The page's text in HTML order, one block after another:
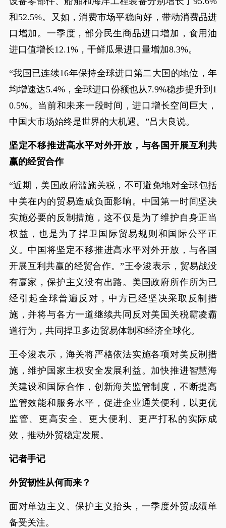
和52.5%。又如，消费市场平稳向好，带动消费品进
口增加。一季度，部分民生商品进口增加，食用油
进口值增长12.1%，干鲜瓜果进口量增加8.3%。
“我国已连续16年保持全球进口第二大国的地位，年
均增速达5.4%，全球进口份额也从7.9%稳步提升到1
0.5%。当前和未来一段时间，进口增长空间巨大，
中国大市场始终是世界的大机遇。”吕大良说。
坚定不移推进高水平对外开放，与各国开展互利共
赢的经贸合作
“近期，美国政府滥施关税，不可避免地对全球包括
中美在内的贸易造成负面影响。中国第一时间坚决
实施必要的反制措施，这不仅是为了维护自身正当
权益，也是为了捍卫国际贸易规则和国际公平正
义。中国将坚定不移推进高水平对外开放，与各国
开展互利共赢的经贸合作。”王令浚表示，贸易战没
有赢家，保护主义没有出路。美国政府所作所为已
经引起全球普遍反对，中方已经坚决采取反制措
施，并将与各方一道继续共同反对美国关税霸凌霸
道行为，共同捍卫多边贸易体制和经济全球化。
王令浚表示，海关将严格依法实施各项对美反制措
施，维护国家主权安全发展利益。加快推进智慧海
关建设和国际合作，创新海关监管制度，不断提高
监管效能和服务水平，促进企业通关便利，以更优
监管、更高安全、更大便利、更严打私的实际成
效，推动外贸稳定发展。
记者手记
外贸韧性从何而来？
面对单边主义、保护主义抬头，一季度外贸成绩单
备受关注。